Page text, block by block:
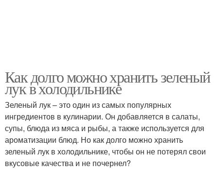
Как долго можно хранить зеленый
лук в холодильнике
Зеленый лук – это один из самых популярных
ингредиентов в кулинарии. Он добавляется в салаты,
супы, блюда из мяса и рыбы, а также используется для
ароматизации блюд. Но как долго можно хранить
зеленый лук в холодильнике, чтобы он не потерял свои
вкусовые качества и не почернел?